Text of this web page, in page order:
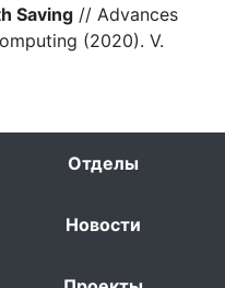
Saving // Advances
(2020). V.
Отделы
Новости